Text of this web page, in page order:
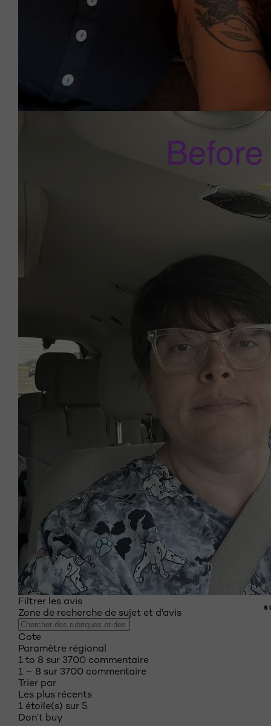
Filtrer les avis
Zone de recherche de sujet et d'avis
Cote
Paramètre régional
1 to 8 sur 3700 commentaire
1 – 8 sur 3700 commentaire
Trier par
Les plus récents
1 étoile(s) sur 5.
Don’t buy